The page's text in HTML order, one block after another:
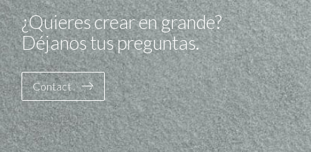
¿Quieres crear en grande?
Déjanos tus preguntas.
Contact